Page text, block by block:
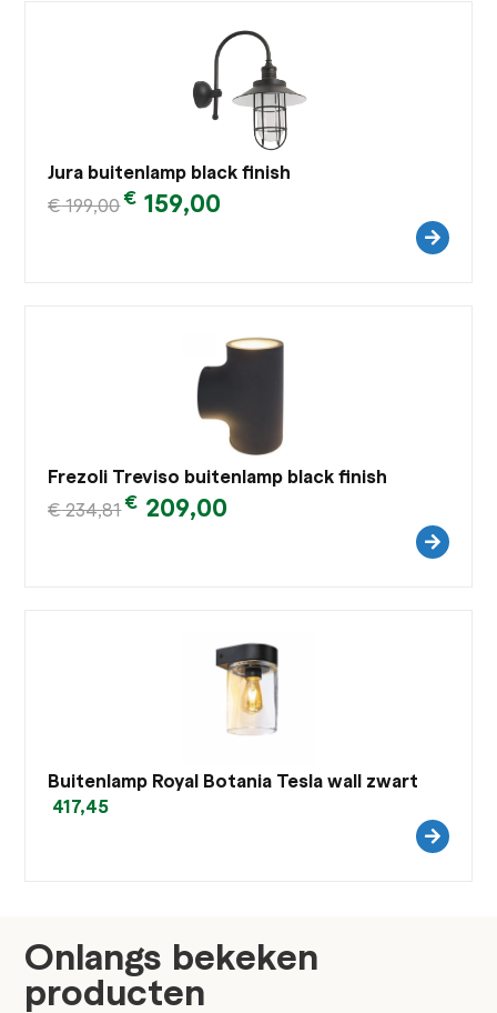
Jura buitenlamp black finish
€199,00€ 159,00
Frezoli Treviso buitenlamp black finish
€234,81€ 209,00
Buitenlamp Royal Botania Tesla wall zwart
417,45
Onlangs bekeken
producten